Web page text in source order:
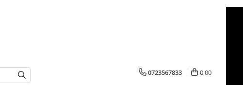
0723567833 0,00